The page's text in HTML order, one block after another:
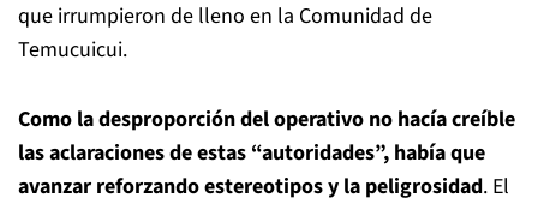
que irrumpieron de lleno en la Comunidad de
Temucuicui.
Como la desproporción del operativo no hacía creíble
las aclaraciones de estas “autoridades”, había que
avanzar reforzando estereotipos y la peligrosidad. El